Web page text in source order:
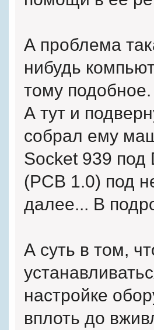
А проблема
нибудь
тому подобное.
А тут и
собрал ему
Socket 939 под
(PCB 1.0) под
далее... В
А суть в том,
настройке
вплоть до